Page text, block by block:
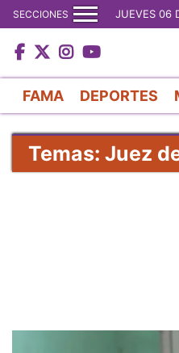
SECCIONES JUEVES 06
FAMA DEPORTES
Temas: Juez